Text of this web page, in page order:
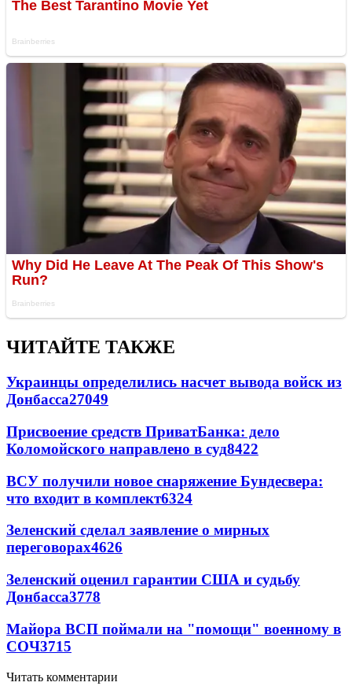
ЧИТАЙТЕ ТАКЖЕ
Украинцы определились насчет вывода войск из
Донбасса27049
Присвоение средств ПриватБанка: дело
Коломойского направлено в суд8422
ВСУ получили новое снаряжение Бундесвера:
что входит в комплект6324
Зеленский сделал заявление о мирных
переговорах4626
Зеленский оценил гарантии США и судьбу
Донбасса3778
Майора ВСП поймали на "помощи" военному в
СОЧ3715
Читать комментарии